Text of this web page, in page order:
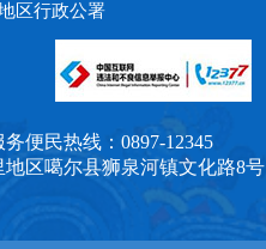
区行政公署
便民热线：0897-12345
区噶尔县狮泉河镇文化路8号